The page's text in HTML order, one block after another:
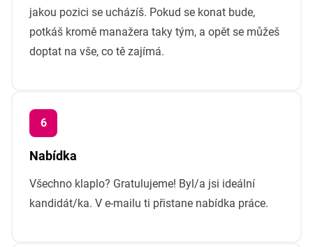
jakou pozici se ucházíš. Pokud se konat bude,
potkáš kromě manažera taky tým, a opět se můžeš
doptat na vše, co tě zajímá.
Nabídka
Všechno klaplo? Gratulujeme! Byl/a jsi ideální
kandidát/ka. V e-mailu ti přistane nabídka práce.